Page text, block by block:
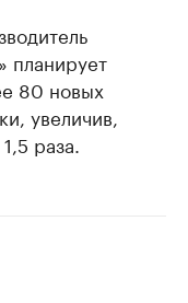
планирует
80 новых
увеличив,
раза.